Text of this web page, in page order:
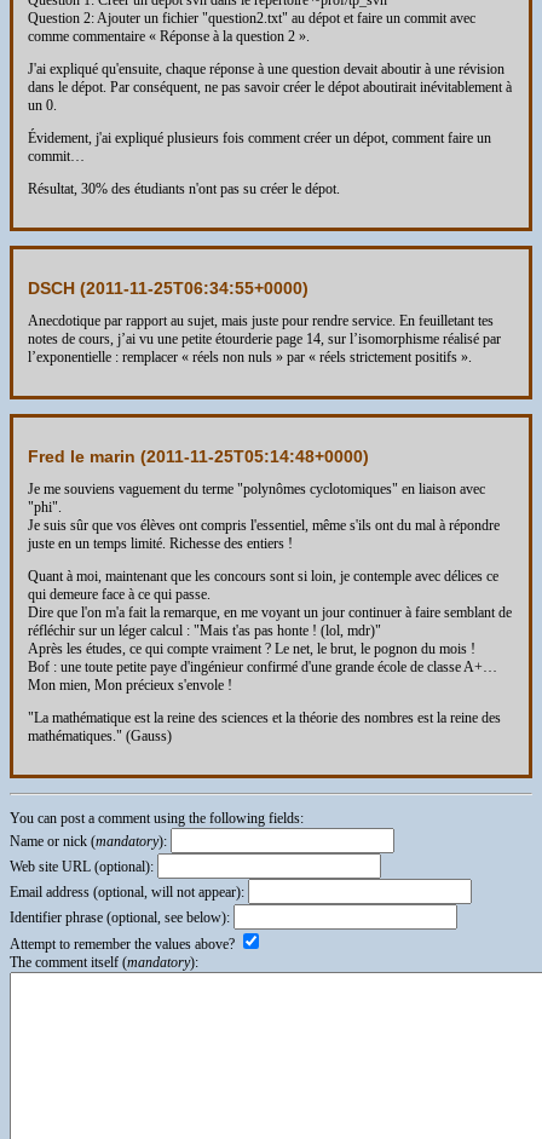
Question 2: Ajouter un fichier "question2.txt" au dépot et faire un commit avec
comme commentaire « Réponse à la question 2 ».
J'ai expliqué qu'ensuite, chaque réponse à une question devait aboutir à une révision
dans le dépot. Par conséquent, ne pas savoir créer le dépot aboutirait inévitablement à
un 0.
Évidement, j'ai expliqué plusieurs fois comment créer un dépot, comment faire un
commit…
Résultat, 30% des étudiants n'ont pas su créer le dépot.
DSCH (2011-11-25T06:34:55+0000)
Anecdotique par rapport au sujet, mais juste pour rendre service. En feuilletant tes
notes de cours, j’ai vu une petite étourderie page 14, sur l’isomorphisme réalisé par
l’exponentielle : remplacer « réels non nuls » par « réels strictement positifs ».
Fred le marin (2011-11-25T05:14:48+0000)
Je me souviens vaguement du terme "polynômes cyclotomiques" en liaison avec
"phi".
Je suis sûr que vos élèves ont compris l'essentiel, même s'ils ont du mal à répondre
juste en un temps limité. Richesse des entiers !
Quant à moi, maintenant que les concours sont si loin, je contemple avec délices ce
qui demeure face à ce qui passe.
Dire que l'on m'a fait la remarque, en me voyant un jour continuer à faire semblant de
réfléchir sur un léger calcul : "Mais t'as pas honte ! (lol, mdr)"
Après les études, ce qui compte vraiment ? Le net, le brut, le pognon du mois !
Bof : une toute petite paye d'ingénieur confirmé d'une grande école de classe A+…
Mon mien, Mon précieux s'envole !
"La mathématique est la reine des sciences et la théorie des nombres est la reine des
mathématiques." (Gauss)
You can post a comment using the following fields:
Name or nick (mandatory):
Web site URL (optional):
Email address (optional, will not appear):
Identifier phrase (optional, see below):
Attempt to remember the values above?
The comment itself (mandatory):